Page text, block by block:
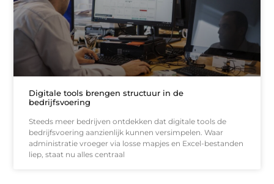
Digitale tools brengen structuur in de
bedrijfsvoering
Steeds meer bedrijven ontdekken dat digitale tools de
bedrijfsvoering aanzienlijk kunnen versimpelen. Waar
administratie vroeger via losse mapjes en Excel-bestanden
liep, staat nu alles centraal